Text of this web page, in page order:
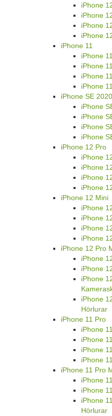
iPhone
iPhone
iPhone
iPhone
iPhone 11
iPhone
iPhone
iPhone
iPhone
iPhone SE 2020
iPhone
iPhone
iPhone
iPhone
iPhone 12 Pro
iPhone
iPhone
iPhone
iPhone
iPhone 12 Mini
iPhone
iPhone
iPhone
iPhone
iPhone 12 Pro
iPhone
iPhone
iPhone
iPhone
Hörlurar
iPhone 11 Pro
iPhone
iPhone
iPhone
iPhone
iPhone 11 Pro
iPhone
iPhone
iPhone
Hörlurar